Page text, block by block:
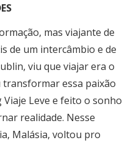
mas viajante de
de um intercâmbio e de
viu que viajar era o
transformar essa paixão
Leve e feito o sonho
realidade. Nesse
Malásia, voltou pro